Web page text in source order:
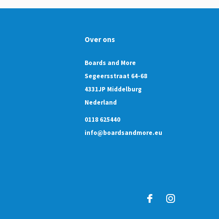
Over ons
Boards and More
Segeersstraat 64-68
4331JP Middelburg
Nederland
0118 625440
info@boardsandmore.eu